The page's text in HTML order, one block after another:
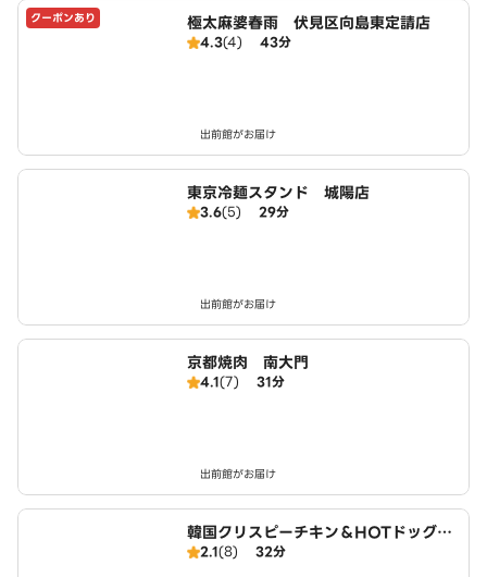
クーポンあり 極太麻婆春雨 伏見区向島東定請店
4.3(4) 43分
出前館がお届け
東京冷麺スタンド 城陽店
3.6(5) 29分
出前館がお届け
京都焼肉 南大門
4.1(7) 31分
出前館がお届け
韓国クリスピーチキン＆HOTドッグ
チキンモッコパ 近鉄大久保駅前店
2.1(8) 32分